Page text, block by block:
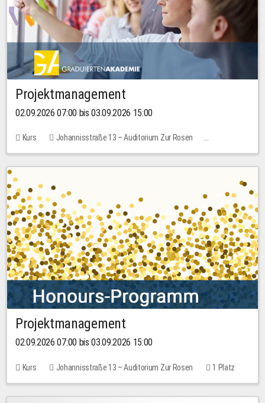
Projektmanagement
02.09.2026 07:00 bis 03.09.2026 15:00
Kurs
Johannisstraße 13 – Auditorium Zur Rosen
Keine freien Plätze
30,00 EUR
Projektmanagement
02.09.2026 07:00 bis 03.09.2026 15:00
Kurs Johannisstraße 13 – Auditorium Zur Rosen 1 Platz